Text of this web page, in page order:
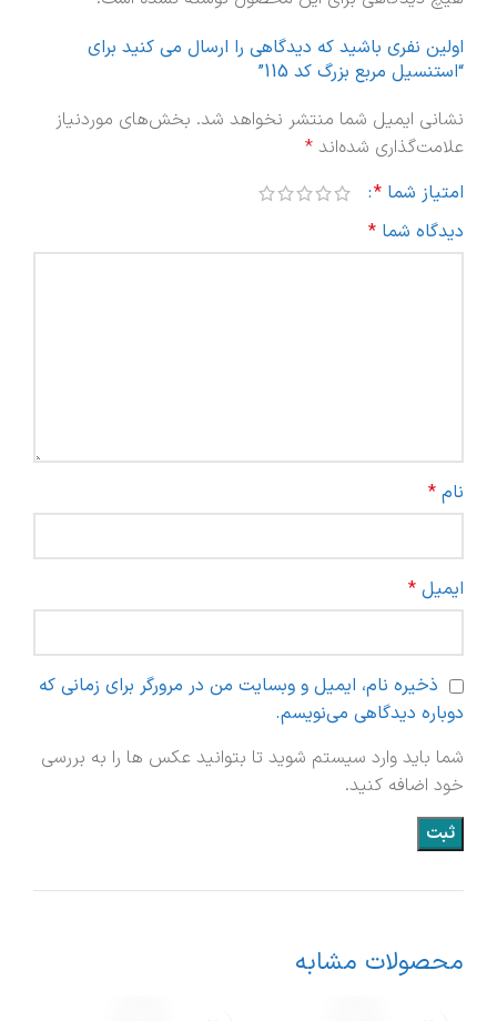
اولین نفری باشید که دیدگاهی را ارسال می کنید برای
“استنسیل مربع بزرگ کد 115”
نشانی ایمیل شما منتشر نخواهد شد. بخش‌های موردنیاز
علامت‌گذاری شده‌اند *
امتیاز شما *
دیدگاه شما *
نام *
ایمیل *
ذخیره نام، ایمیل و وبسایت من در مرورگر برای زمانی که
دوباره دیدگاهی می‌نویسم.
شما باید وارد سیستم شوید تا بتوانید عکس ها را به بررسی
خود اضافه کنید.
محصولات مشابه